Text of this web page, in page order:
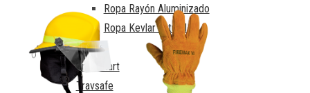
Ropa Rayón Aluminizado
Ropa Kevlar natural
Instalaciones
Travsmart
Travsafe